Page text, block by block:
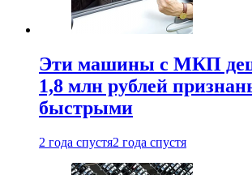
Эти машины с МКП
1,8 млн рублей
быстрыми
2 года спустя2 года спустя